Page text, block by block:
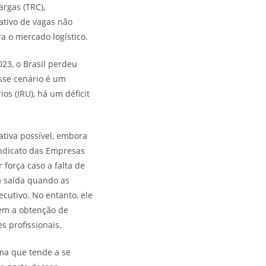
(TRC),
de vagas não
o mercado logístico.
o Brasil perdeu
cenário é um
(IRU), há um déficit
possível, embora
das Empresas
força caso a falta de
saída quando as
No entanto, ele
a obtenção de
profissionais.
que tende a se